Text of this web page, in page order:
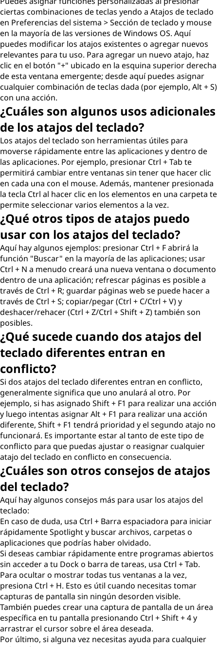
ciertas combinaciones de teclas yendo a Atajos de teclado
en Preferencias del sistema > Sección de teclado y mouse
en la mayoría de las versiones de Windows OS. Aquí
puedes modificar los atajos existentes o agregar nuevos
relevantes para tu uso. Para agregar un nuevo atajo, haz
clic en el botón "+" ubicado en la esquina superior derecha
de esta ventana emergente; desde aquí puedes asignar
cualquier combinación de teclas dada (por ejemplo, Alt + S)
con una acción.
¿Cuáles son algunos usos adicionales
de los atajos del teclado?
Los atajos del teclado son herramientas útiles para
moverse rápidamente entre las aplicaciones y dentro de
las aplicaciones. Por ejemplo, presionar Ctrl + Tab te
permitirá cambiar entre ventanas sin tener que hacer clic
en cada una con el mouse. Además, mantener presionada
la tecla Ctrl al hacer clic en los elementos en una carpeta te
permite seleccionar varios elementos a la vez.
¿Qué otros tipos de atajos puedo
usar con los atajos del teclado?
Aquí hay algunos ejemplos: presionar Ctrl + F abrirá la
función "Buscar" en la mayoría de las aplicaciones; usar
Ctrl + N a menudo creará una nueva ventana o documento
dentro de una aplicación; refrescar páginas es posible a
través de Ctrl + R; guardar páginas web se puede hacer a
través de Ctrl + S; copiar/pegar (Ctrl + C/Ctrl + V) y
deshacer/rehacer (Ctrl + Z/Ctrl + Shift + Z) también son
posibles.
¿Qué sucede cuando dos atajos del
teclado diferentes entran en
conflicto?
Si dos atajos del teclado diferentes entran en conflicto,
generalmente significa que uno anulará al otro. Por
ejemplo, si has asignado Shift + F1 para realizar una acción
y luego intentas asignar Alt + F1 para realizar una acción
diferente, Shift + F1 tendrá prioridad y el segundo atajo no
funcionará. Es importante estar al tanto de este tipo de
conflicto para que puedas ajustar o reasignar cualquier
atajo del teclado en conflicto en consecuencia.
¿Cuáles son otros consejos de atajos
del teclado?
Aquí hay algunos consejos más para usar los atajos del
teclado:
En caso de duda, usa Ctrl + Barra espaciadora para iniciar
rápidamente Spotlight y buscar archivos, carpetas o
aplicaciones que podrías haber olvidado.
Si deseas cambiar rápidamente entre programas abiertos
sin acceder a tu Dock o barra de tareas, usa Ctrl + Tab.
Para ocultar o mostrar todas tus ventanas a la vez,
presiona Ctrl + H. Esto es útil cuando necesitas tomar
capturas de pantalla sin ningún desorden visible.
También puedes crear una captura de pantalla de un área
específica en tu pantalla presionando Ctrl + Shift + 4 y
arrastrar el cursor sobre el área deseada.
Por último, si alguna vez necesitas ayuda para cualquier